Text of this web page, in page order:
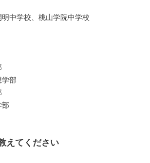
中学校、桃山学院中学校
学部
部
えてください